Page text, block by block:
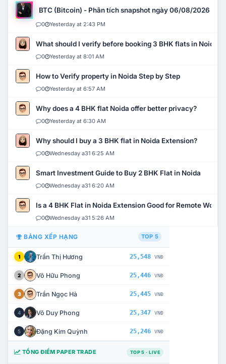
BTC (Bitcoin) - Phân tích snapshot ngày 06/08/2026
0 Yesterday at 2:43 PM
What should I verify before booking 3 BHK flats in Noida?
0 Yesterday at 8:01 AM
How to Verify property in Noida Step by Step
0 Yesterday at 6:57 AM
Why does a 4 BHK flat Noida offer better privacy?
0 Yesterday at 6:30 AM
Why should I buy a 3 BHK flat in Noida Extension?
0 Wednesday a31 6:25 AM
Smart Investment Guide to Buy 2 BHK Flat in Noida
0 Wednesday a31 6:20 AM
Is a 4 BHK Flat in Noida Extension Good for Remote Work?
0 Wednesday a31 5:26 AM
BẢNG XẾP HẠNG TOP 5
1 Trần Thị Hương 25,548 VNĐ
2 Võ Hữu Phong 25,446 VNĐ
3 Trần Ngọc Hà 25,445 VNĐ
4 Võ Duy Phong 25,347 VNĐ
5 Đặng Kim Quỳnh 25,246 VNĐ
TỔNG ĐIỂM PAPER TRADE TOP 5 · LIVE